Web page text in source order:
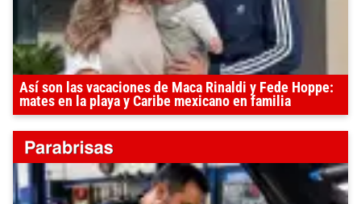
Así son las vacaciones de Maca Rinaldi y Fede Hoppe:
mates en la playa y Caribe mexicano en familia